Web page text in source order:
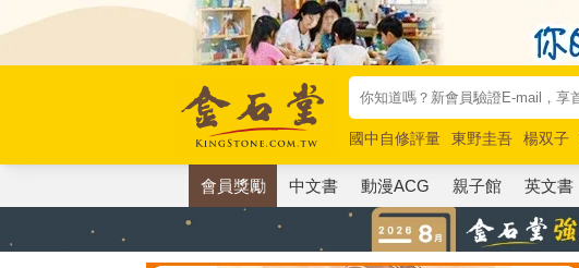
國中自修評量 東野圭吾 楊双子
唯紅花綻放
奧德賽 路邊攤新作
會員獎勵 中文書 動漫ACG 親子館 英文書